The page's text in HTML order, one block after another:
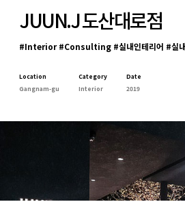
JUUN.J 도산대로점
#Interior #Consulting #실내인테리어 #실내
Location
Gangnam-gu
Category
Interior
Date
2019